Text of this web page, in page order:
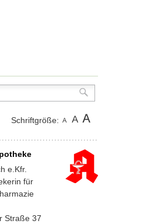
Schriftgröße:
e.Kfr.
für
Straße 37